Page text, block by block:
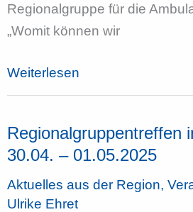
Regionalgruppe für die
„Womit können wir
Ambulanztag
in
am
21.05.2025
Weiterlesen
Regionalgruppentreffen
30.04. – 01.05.2025
Aktuelles aus der Region,
Ulrike Ehret